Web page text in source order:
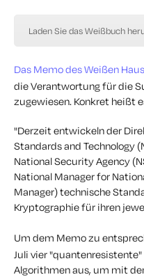
Laden Sie das Weißbuch
Das Memo des Weißen
die Verantwortung für die
zugewiesen. Konkret heißt
"Derzeit entwickeln der
Standards and Technology
National Security Agency
National Manager for
Manager) technische
Kryptographie für ihren
Um dem Memo zu
Juli vier
Algorithmen aus, um mit